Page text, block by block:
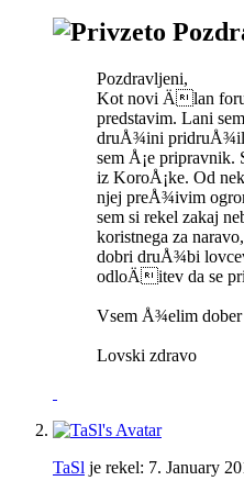
Pozdravljeni,
Kot novi Älan
predstavim. Lani
druÅ¾ini
sem Å¡e pripravnik.
iz KoroÅ¡ke. Od
njej preÅ¾ivim
sem si rekel zakaj
koristnega za
dobri druÅ¾bi
odloÄitev da se
Vsem Å¾elim
Lovski zdravo
TaSl je rekel: 7. January